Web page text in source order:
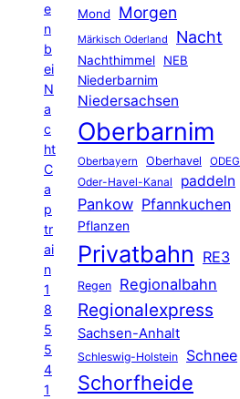
e
n
b
ei
N
a
c
ht
C
a
p
tr
ai
n
1
8
5
5
4
1
Mond
Morgen
Märkisch Oderland Nacht
Nachthimmel
NEB
Niederbarnim
Niedersachsen
Oberbarnim
Oberbayern Oberhavel ODEG
Oder-Havel-Kanal paddeln
Pankow Pfannkuchen
Pflanzen
Privatbahn RE3
Regen Regionalbahn
Regionalexpress
Sachsen-Anhalt
Schleswig-Holstein Schnee
Schorfheide